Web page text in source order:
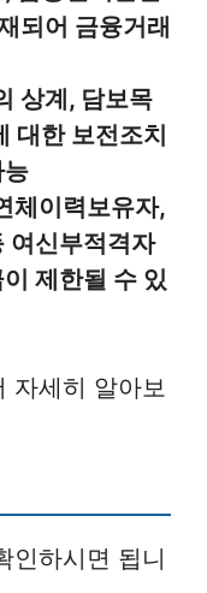
되어 금융거래
상계, 담보목
대한 보전조치
이력보유자,
여신부적격자
제한될 수 있
자세히 알아보
인하시면 됩니